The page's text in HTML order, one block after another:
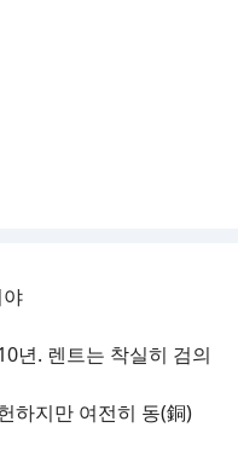
년. 렌트는 착실히 검의
하지만 여전히 동(銅)